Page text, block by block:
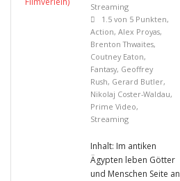
Streaming
1.5 von 5 Punkten,
Action, Alex Proyas,
Brenton Thwaites,
Coutney Eaton,
Fantasy, Geoffrey
Rush, Gerard Butler,
Nikolaj Coster-Waldau,
Prime Video,
Streaming
Inhalt: Im antiken
Ägypten leben Götter
und Menschen Seite an